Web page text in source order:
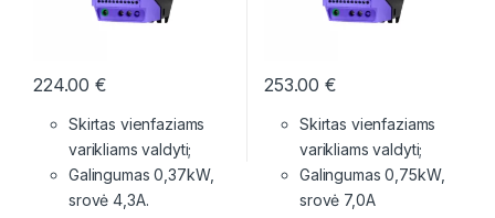
224.00€
Skirtas vienfaziams
varikliams valdyti;
Galingumas 0,37kW,
srovė 4,3A.
253.00€
Skirtas vienfaziams
varikliams valdyti;
Galingumas 0,75kW,
srovė 7,0A